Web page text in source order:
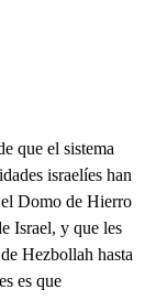
que el sistema
israelíes han
Domo de Hierro
Israel, y que les
Hezbollah hasta
es que